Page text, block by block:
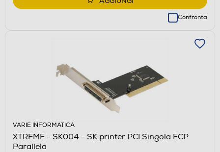
Confronta
VARIE INFORMATICA
XTREME - SK004 - SK printer PCI Singola ECP
Parallela